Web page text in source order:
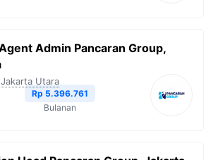
Admin Pancaran Group,
Jakarta Utara
Rp 5.396.761
Bulanan